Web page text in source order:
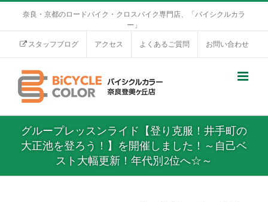
奈良・京都のロードバイク・クロスバイク専門店、「バイシクルカラ
ー」
スタッフブログ アクセス よくあるご質問 お問い合わせ
グループレッスンライド【登り克服！井手町の
大正池を登ろう！】を開催しました！～自己ベ
スト大幅更新！年代別2位へ☆～